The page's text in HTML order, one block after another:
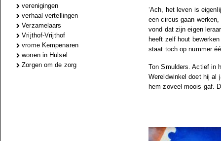
verenigingen
verhaal vertellingen
Verzamelaars
Vrijthof-Vrijthof
vrome Kempenaren
wonen in Hulsel
Zorgen om de zorg
‘Ach, het leven is
een circus gaan
vond dat zijn eigen
heeft zelf hout
staat toch op nummer
Ton Smulders. Actief in
Wereldwinkel doet hij al
hem zoveel moois gaf.